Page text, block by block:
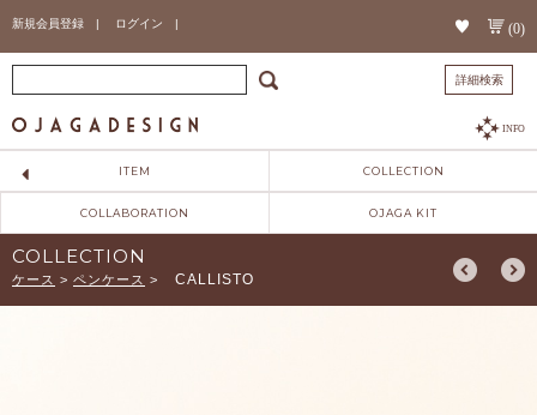
新規会員登録 | ログイン | (0)
詳細検索
INFO
ITEM COLLECTION
COLLABORATION OJAGA KIT
COLLECTION
ケース > ペンケース > CALLISTO